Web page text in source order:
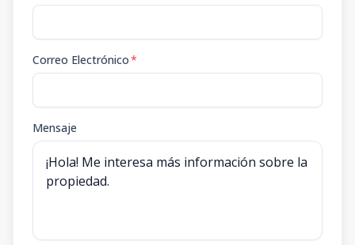
Correo Electrónico*
Mensaje